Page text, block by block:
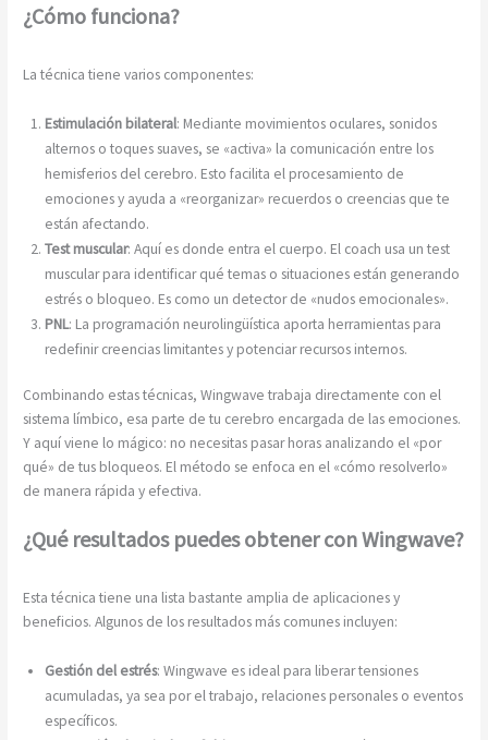
¿Cómo funciona?
La técnica tiene varios componentes:
Estimulación bilateral: Mediante movimientos oculares, sonidos
alternos o toques suaves, se «activa» la comunicación entre los
hemisferios del cerebro. Esto facilita el procesamiento de
emociones y ayuda a «reorganizar» recuerdos o creencias que te
están afectando.
Test muscular: Aquí es donde entra el cuerpo. El coach usa un test
muscular para identificar qué temas o situaciones están generando
estrés o bloqueo. Es como un detector de «nudos emocionales».
PNL: La programación neurolingüística aporta herramientas para
redefinir creencias limitantes y potenciar recursos internos.
Combinando estas técnicas, Wingwave trabaja directamente con el
sistema límbico, esa parte de tu cerebro encargada de las emociones.
Y aquí viene lo mágico: no necesitas pasar horas analizando el «por
qué» de tus bloqueos. El método se enfoca en el «cómo resolverlo»
de manera rápida y efectiva.
¿Qué resultados puedes obtener con Wingwave?
Esta técnica tiene una lista bastante amplia de aplicaciones y
beneficios. Algunos de los resultados más comunes incluyen:
Gestión del estrés: Wingwave es ideal para liberar tensiones
acumuladas, ya sea por el trabajo, relaciones personales o eventos
específicos.